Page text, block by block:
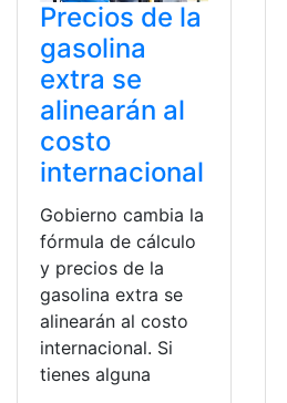
Precios de la
gasolina
extra se
alinearán al
costo
internacional
Gobierno cambia la
fórmula de cálculo
y precios de la
gasolina extra se
alinearán al costo
internacional. Si
tienes alguna